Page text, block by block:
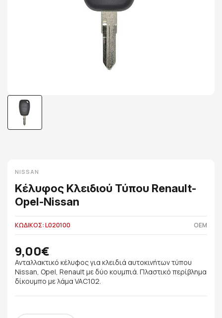
NISSAN
Κέλυφος Κλειδιού Τύπου Renault-
Opel-Nissan
ΚΩΔΙΚΟΣ: L020100 OEM
9,00€
Ανταλλακτικό κέλυφος για κλειδιά αυτοκινήτων τύπου
Nissan, Opel, Renault με δύο κουμπιά. Πλαστικό περίβλημα
δίκουμπο με λάμα VAC102.